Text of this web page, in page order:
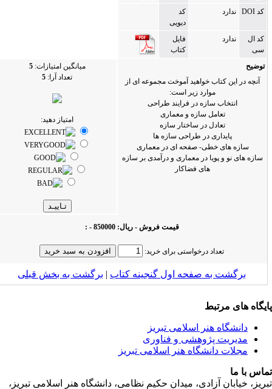
کد
فایل
کتاب خواهید آموخت مجموعه ای از
موارد زیر است:
سازه در فرایند طراحی
تعامل سازه و معماری
تعادل در ساختار سازه
در طراحی سازه ها
خطی- صفحه ای در معماری
و پویا در معماری و درآمدی بر سازه
میانگین امتیازات:5
قیمت فروش - ریال: 850000 - :
تعداد درخواستی برای خرید:
به صفحه اول گنجینه کتاب‌|برگشت به بخش قبلى
مرتبط
هنر اسلامی تبریز
پژوهشی و فناوری
دانشگاه هنر اسلامی تبریز
آزادی، میدان حکیم نظامی، دانشگاه هنر اسلامی تبریز،